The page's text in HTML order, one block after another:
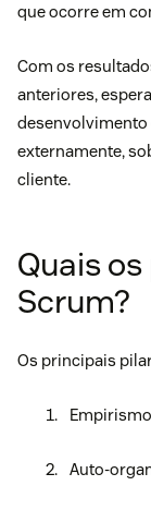
que ocorre em
Com os
anteriores,
desenvolvimento
externamente,
cliente.
Quais
Scrum?
Os principais
Empirismo
Auto-